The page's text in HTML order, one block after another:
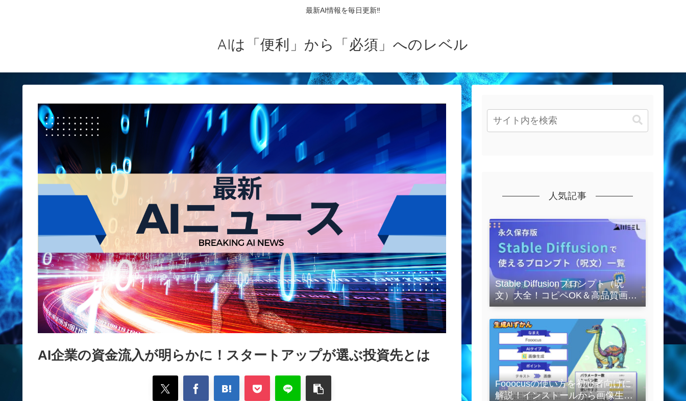
最新AI情報を毎日更新‼
AIは「便利」から「必須」へのレベル
AI企業の資金流入が明らかに！スタートアップが選ぶ投資先とは
人気記事
Stable Diffusionプロンプト（呪
文）大全！コピペOK＆高品質画像
を作るコツの完全保存版
Fooocusの使い方を初心者向けに
解説！インストールから画像生成